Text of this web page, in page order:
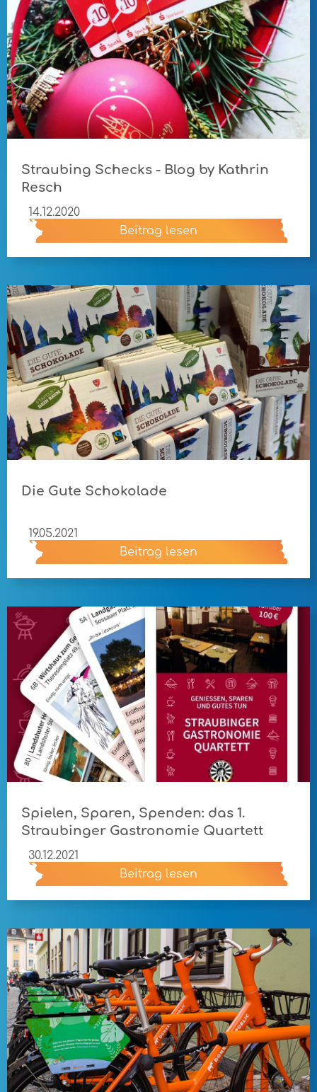
Straubing Schecks - Blog by Kathrin
Resch
14.12.2020
Beitrag lesen
Die Gute Schokolade
19.05.2021
Beitrag lesen
Spielen, Sparen, Spenden: das 1.
Straubinger Gastronomie Quartett
30.12.2021
Beitrag lesen